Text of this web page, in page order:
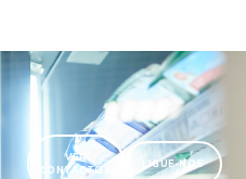
VER
CONTACTOS
LIGUE-NOS